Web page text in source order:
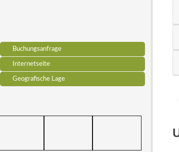
Buchungsanfrage
Internetseite
Geografische Lage